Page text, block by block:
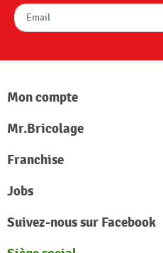
Mon compte
Mr.Bricolage
Franchise
Jobs
Suivez-nous sur Facebook